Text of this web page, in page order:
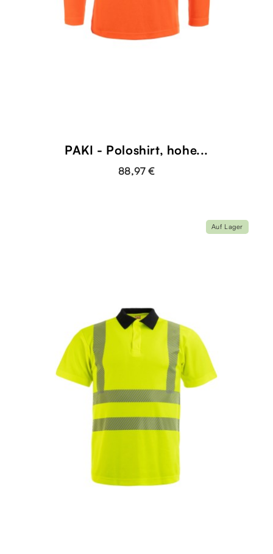
PAKI - Poloshirt, hohe...
88,97 €
Auf Lager